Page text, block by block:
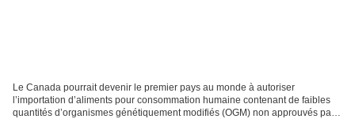
Le Canada pourrait devenir le premier pays au monde à autoriser
l’importation d’aliments pour consommation humaine contenant de faibles
quantités d’organismes génétiquement modifiés (OGM) non approuvés par